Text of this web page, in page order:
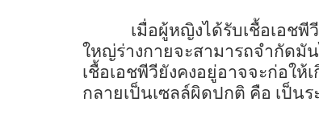
เมื่อผู้หญิงได้รับเชื้อเอช
ใหญ่ร่างกายจะสามารถจำกัดมั
เชื้อเอชพีวียังคงอยู่อาจจะก่อให้
กลายเป็นเซลล์ผิดปกติ คือ เป็นร